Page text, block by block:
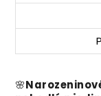
🌸